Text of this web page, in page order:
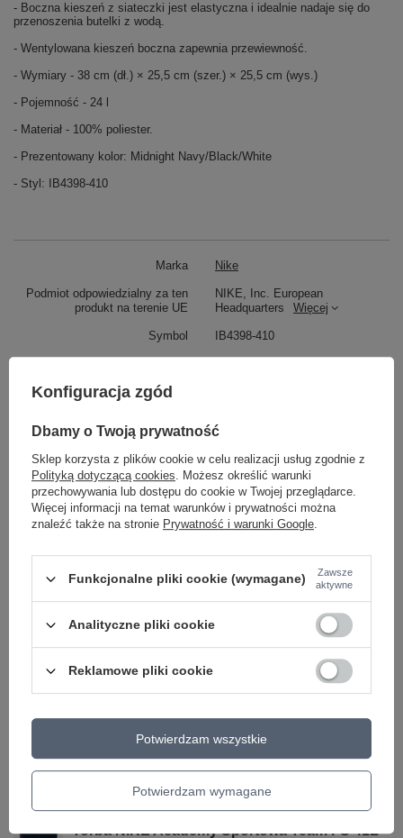
- Boczna kieszeń z siateczki jest elastyczna i idealnie nadaje się do
przenoszenia butelki z wodą.
- Wentylowana kieszeń boczna zapewnia przewiewność.
- Wymiary - 38 cm (dł.) × 25,5 cm (szer.) × 25,5 cm (wys.)
- Pojemność - 24 l
- Materiał - 100% poliester.
- Prezentowany kolor: Midnight Navy/Black/White
- Styl: IB4398-410
Marka Nike
Podmiot odpowiedzialny za ten
produkt na terenie UE
NIKE, Inc. European
Headquarters
Więcej
Symbol IB4398-410
Bezpieczeństwo - rodzaj
Bezpieczeństwo - rodzaj
24 MIESIĄCE GWARANCJI NA PRODUKT!
24 miesiące gwarancji na produkt!
Zobacz również
PROMOCJA
wprowadzeniem obniżki:129,95 zł -3%
OKAZJA
Torba NIKE Academy Sportowa Team r S 41L
Konfiguracja zgód
Dbamy o Twoją prywatność
Sklep korzysta z plików cookie w celu realizacji usług zgodnie z
Polityką dotyczącą cookies. Możesz określić warunki
przechowywania lub dostępu do cookie w Twojej przeglądarce.
Więcej informacji na temat warunków i prywatności można
znaleźć także na stronie Prywatność i warunki Google.
Funkcjonalne pliki cookie (wymagane)
Zawsze
aktywne
Analityczne pliki cookie
Reklamowe pliki cookie
Potwierdzam wymagane
Potwierdzam wszystkie